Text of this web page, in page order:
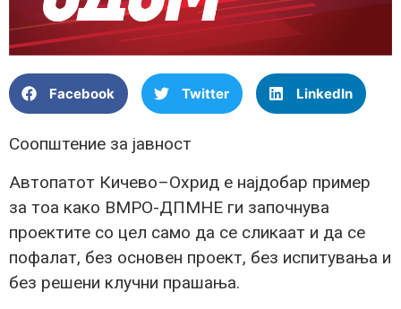
Facebook Twitter LinkedIn
Соопштение за јавност
Автопатот Кичево–Охрид е најдобар пример
за тоа како ВМРО-ДПМНЕ ги започнува
проектите со цел само да се сликаат и да се
пофалат, без основен проект, без испитувања и
без решени клучни прашања.